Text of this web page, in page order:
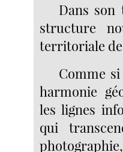
Dans
structure
territoriale de
Comme
harmonie
les lignes
qui